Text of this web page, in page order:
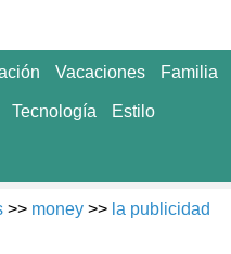
Vacaciones Familia
Tecnología Estilo
>> money >> la publicidad